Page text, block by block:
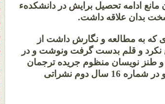
ادامه تحصیل برایش در دانشکدهء
بدان علاقه داشت.
که به مطالعه و نگارش داشت از
نکرد و قلم بدست گرفت ونوشت و در
همکاران و طنز نویسان منظوم جریده ترجمان
پیوست و نخستین شعر طنزی او در شماره 16 سال دوم نشراتی